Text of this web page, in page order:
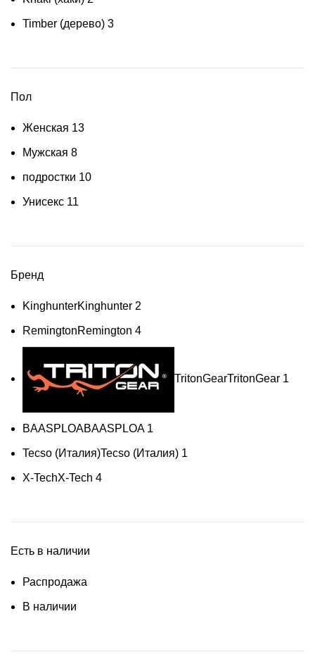
Timber (дерево) 3
Пол
Женская 13
Мужская 8
подростки 10
Унисекс 11
Бренд
KinghunterKinghunter 2
RemingtonRemington 4
TritonGearTritonGear 1
BAASPLOABAASPLOA 1
Tecso (Италия)Tecso (Италия) 1
X-TechX-Tech 4
Есть в наличии
Распродажа
В наличии